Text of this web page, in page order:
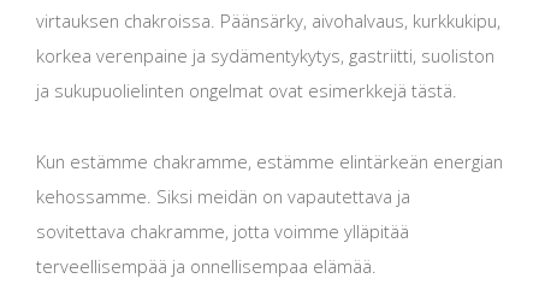
virtauksen chakroissa. Päänsärky, aivohalvaus, kurkkukipu,
korkea verenpaine ja sydämentykytys, gastriitti, suoliston
ja sukupuolielinten ongelmat ovat esimerkkejä tästä.
Kun estämme chakramme, estämme elintärkeän energian
kehossamme. Siksi meidän on vapautettava ja
sovitettava chakramme, jotta voimme ylläpitää
terveellisempää ja onnellisempaa elämää.